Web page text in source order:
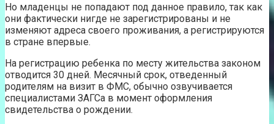
Но младенцы не попадают под данное правило, так как
они фактически нигде не зарегистрированы и не
изменяют адреса своего проживания, а регистрируются
в стране впервые.
На регистрацию ребенка по месту жительства законом
отводится 30 дней. Месячный срок, отведенный
родителям на визит в ФМС, обычно озвучивается
специалистами ЗАГСа в момент оформления
свидетельства о рождении.